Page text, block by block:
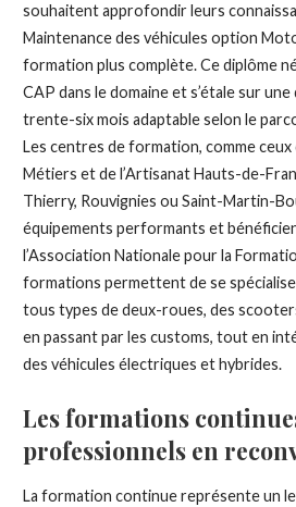
souhaitent approfondir leurs
Maintenance des véhicules option
formation plus complète. Ce diplôme
CAP dans le domaine et s’étale sur
trente-six mois adaptable selon le
Les centres de formation, comme ceux
Métiers et de l’Artisanat Hauts-de-
Thierry, Rouvignies ou Saint-Martin-
équipements performants et
l’Association Nationale pour la
formations permettent de se
tous types de deux-roues, des
en passant par les customs, tout en
des véhicules électriques et hybrides.
Les formations
professionnels en
La formation continue représente un